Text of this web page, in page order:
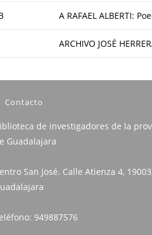
A RAFAEL ALBERTI:
ARCHIVO JOSÉ
Contacto
de investigadores de la
Guadalajara
San José. Calle Atienza 4,
949887576